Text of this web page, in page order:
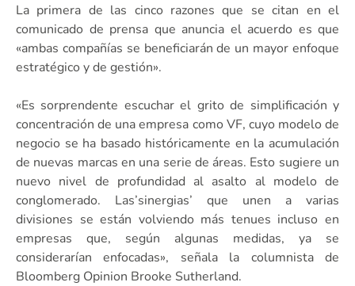
La primera de las cinco razones que se citan en el
comunicado de prensa que anuncia el acuerdo es que
«ambas compañías se beneficiarán de un mayor enfoque
estratégico y de gestión».
«Es sorprendente escuchar el grito de simplificación y
concentración de una empresa como VF, cuyo modelo de
negocio se ha basado históricamente en la acumulación
de nuevas marcas en una serie de áreas. Esto sugiere un
nuevo nivel de profundidad al asalto al modelo de
conglomerado. Las’sinergias’ que unen a varias
divisiones se están volviendo más tenues incluso en
empresas que, según algunas medidas, ya se
considerarían enfocadas», señala la columnista de
Bloomberg Opinion Brooke Sutherland.